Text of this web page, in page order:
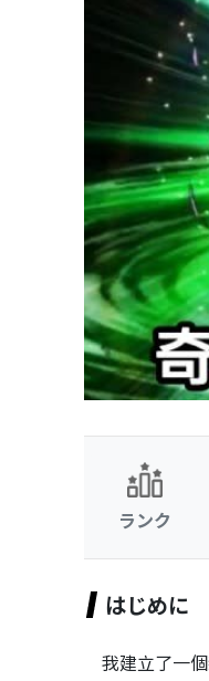
ランク
はじめに
我建立了一